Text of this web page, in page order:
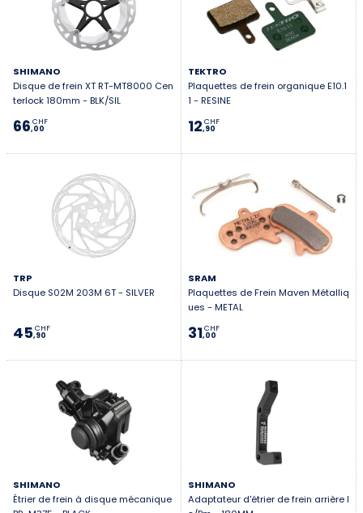
SHIMANO
Disque de frein XT RT-MT8000 Cen
terlock 180mm - BLK/SIL
66,00
CHF
TEKTRO
Plaquettes de frein organique E10.1
1 - RESINE
12,90
CHF
TRP
Disque S02M 203M 6T - SILVER
45,90
CHF
SRAM
Plaquettes de Frein Maven Métalliq
ues - METAL
31,00
CHF
SHIMANO
Étrier de frein à disque mécanique
SHIMANO
Adaptateur d'étrier de frein arrière I